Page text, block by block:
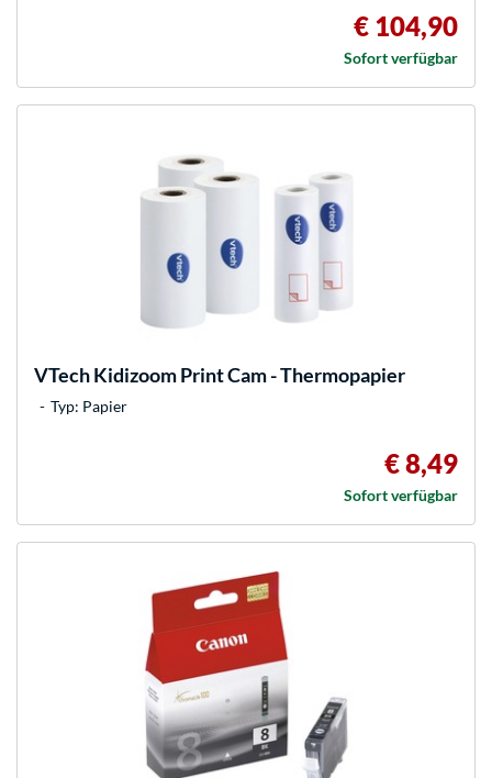
€ 104,90
Sofort verfügbar
VTechKidizoom Print Cam - Thermopapier
Typ: Papier
€ 8,49
Sofort verfügbar